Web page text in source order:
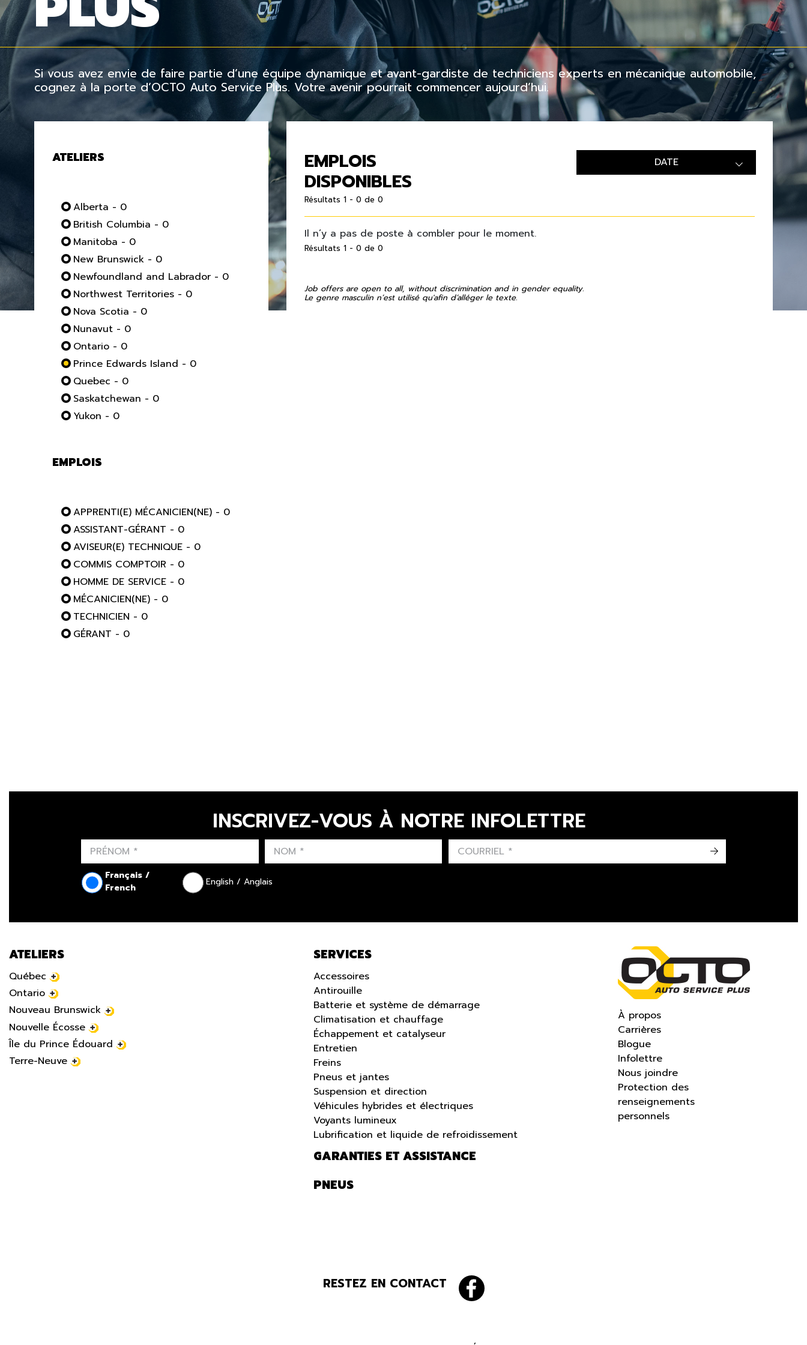
Si vous avez envie de faire partie d’une équipe dynamique et avant-gardiste de techniciens experts en mécanique automobile,
cognez à la porte d’OCTO Auto Service Plus. Votre avenir pourrait commencer aujourd’hui.
ATELIERS
Alberta - 0
British Columbia - 0
Manitoba - 0
New Brunswick - 0
Newfoundland and Labrador - 0
Northwest Territories - 0
Nova Scotia - 0
Nunavut - 0
Ontario - 0
Prince Edwards Island - 0
Quebec - 0
Saskatchewan - 0
Yukon - 0
EMPLOIS
APPRENTI(E) MÉCANICIEN(NE) - 0
ASSISTANT-GÉRANT - 0
AVISEUR(E) TECHNIQUE - 0
COMMIS COMPTOIR - 0
HOMME DE SERVICE - 0
MÉCANICIEN(NE) - 0
TECHNICIEN - 0
GÉRANT - 0
EMPLOIS
DISPONIBLES
Résultats 1 - 0 de 0
DATE
Il n’y a pas de poste à combler pour le moment.
Résultats 1 - 0 de 0
Job offers are open to all, without discrimination and in gender equality.
Le genre masculin n’est utilisé qu'afin d’alléger le texte.
INSCRIVEZ-VOUS À NOTRE INFOLETTRE
Français /
French
English / Anglais
->
ATELIERS
Québec
Ontario
Nouveau Brunswick
Nouvelle Écosse
Île du Prince Édouard
Terre-Neuve
SERVICES
Accessoires
Antirouille
Batterie et système de démarrage
Climatisation et chauffage
Échappement et catalyseur
Entretien
Freins
Pneus et jantes
Suspension et direction
Véhicules hybrides et électriques
Voyants lumineux
Lubrification et liquide de refroidissement
GARANTIES ET ASSISTANCE
PNEUS
À propos
Carrières
Blogue
Infolettre
Nous joindre
Protection des
renseignements
personnels
RESTEZ EN CONTACT